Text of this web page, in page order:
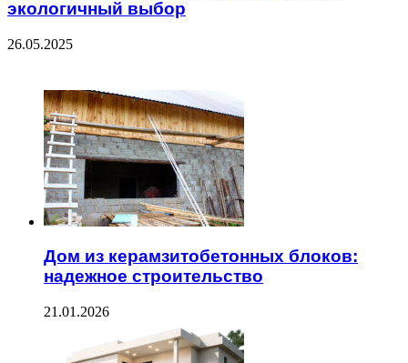
экологичный выбор
26.05.2025
Дом из керамзитобетонных блоков:
надежное строительство
21.01.2026